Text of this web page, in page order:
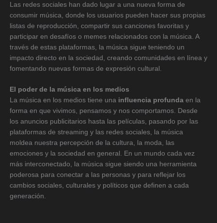
Las redes sociales han dado lugar a una nueva forma de
consumir música, donde los usuarios pueden hacer sus propias
listas de reproducción, compartir sus canciones favoritas y
participar en desafíos o memes relacionados con la música. A
través de estas plataformas, la música sigue teniendo un
impacto directo en la sociedad, creando comunidades en línea y
fomentando nuevas formas de expresión cultural.
El poder de la música en los medios
La música en los medios tiene una influencia profunda en la
forma en que vivimos, pensamos y nos comportamos. Desde
los anuncios publicitarios hasta las películas, pasando por las
plataformas de streaming y las redes sociales, la música
moldea nuestra percepción de la cultura, la moda, las
emociones y la sociedad en general. En un mundo cada vez
más interconectado, la música sigue siendo una herramienta
poderosa para conectar a las personas y para reflejar los
cambios sociales, culturales y políticos que definen a cada
generación.